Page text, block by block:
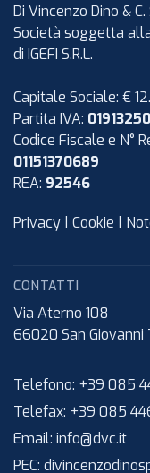
Di Vincenzo Dino & C.
Società soggetta
di IGEFI S.R.L.
Capitale Sociale: €
Partita IVA:
Codice Fiscale e N°
01151370689
REA: 92546
Privacy Cookie
CONTATTI
Via Aterno 108
66020 San Giovanni
Telefono: +39 085
Telefax: +39 085
Email: info@dvc.it
PEC: